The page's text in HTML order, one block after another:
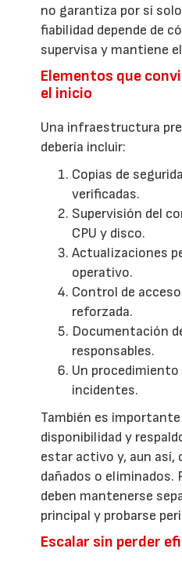
no garantiza por sí
fiabilidad depende de
supervisa y mantiene
Elementos que
el inicio
Una infraestructura
debería incluir:
Copias de
verificadas.
Supervisión del
CPU y disco.
Actualizaciones
operativo.
Control de
reforzada.
Documentación
responsables.
Un
incidentes.
También es
disponibilidad y
estar activo y, aun así,
dañados o eliminados.
deben mantenerse
principal y probarse
Escalar sin perder